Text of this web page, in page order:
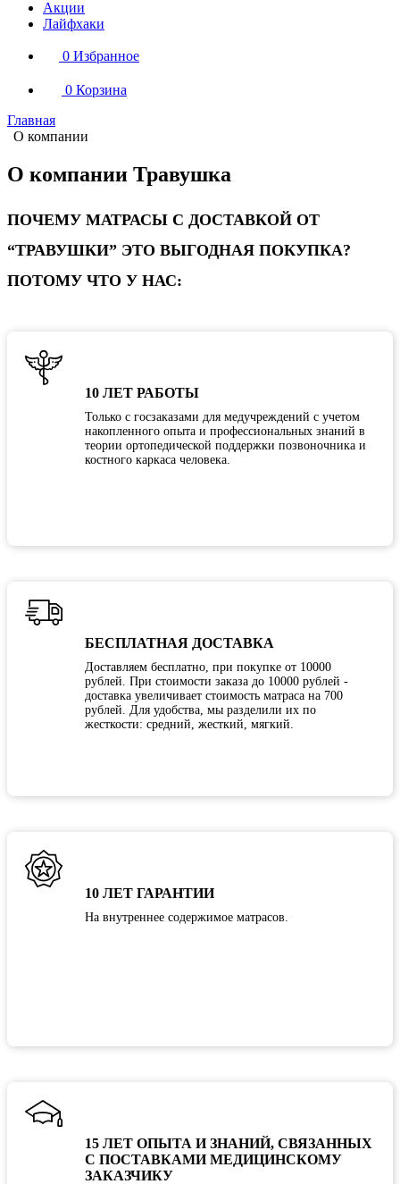
Акции
Лайфхаки
0 Избранное
0 Корзина
Главная
О компании
О компании Травушка
ПОЧЕМУ МАТРАСЫ С ДОСТАВКОЙ ОТ
“ТРАВУШКИ” ЭТО ВЫГОДНАЯ ПОКУПКА?
ПОТОМУ ЧТО У НАС:
10 ЛЕТ РАБОТЫ
Только с госзаказами для медучреждений с учетом
накопленного опыта и профессиональных знаний в
теории ортопедической поддержки позвоночника и
костного каркаса человека.
БЕСПЛАТНАЯ ДОСТАВКА
Доставляем бесплатно, при покупке от 10000
рублей. При стоимости заказа до 10000 рублей -
доставка увеличивает стоимость матраса на 700
рублей. Для удобства, мы разделили их по
жесткости: средний, жесткий, мягкий.
10 ЛЕТ ГАРАНТИИ
На внутреннее содержимое матрасов.
15 ЛЕТ ОПЫТА И ЗНАНИЙ, СВЯЗАННЫХ
С ПОСТАВКАМИ МЕДИЦИНСКОМУ
ЗАКАЗЧИКУ